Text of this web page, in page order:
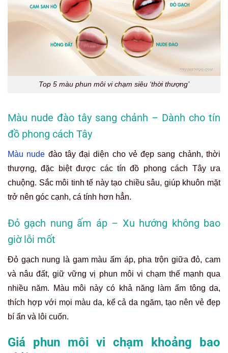
Top 5 màu phun môi vi chạm siêu ‘thời thượng’
Màu nude đào tây sang chảnh – Dành cho tín
đồ phong cách Tây
Màu nude đào tây đại diện cho vẻ đẹp sang chảnh, thời
thượng, đặc biệt được các tín đồ phong cách Tây ưa
chuộng. Sắc môi tinh tế này tạo chiều sâu, giúp khuôn mặt
trở nên góc cạnh, cá tính hơn hẳn.
Đỏ gạch nung ấm áp – Xu hướng không bao
giờ lỗi mốt
Đỏ gạch nung là gam màu ấm áp, pha trộn giữa đỏ, cam
và nâu đất, giữ vững vị phun môi vi chạm thế mạnh qua
nhiều năm. Màu môi này có khả năng làm ấm tông da,
thích hợp với mọi màu da, kể cả da ngăm, tạo nên vẻ đẹp
bí ẩn và lôi cuốn.
Giá phun môi vi chạm khoảng bao